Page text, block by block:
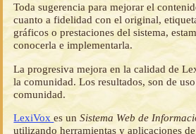
Toda sugerencia para mejorar el
cuanto a fidelidad con el original,
gráficos o prestaciones del sistema,
conocerla e implementarla.
La progresiva mejora en la calidad de
la comunidad. Los resultados, son de
comunidad.
LexiVoxes unSistema Web de
utilizando herramientas y aplicaciones